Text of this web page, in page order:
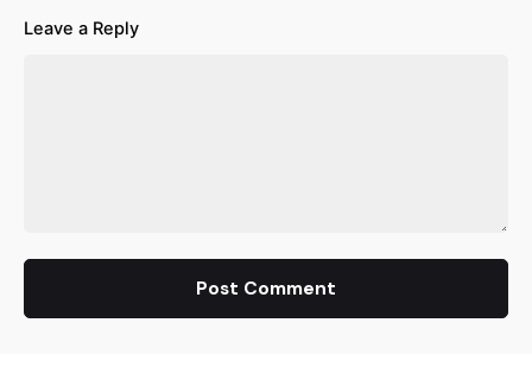
Leave a Reply
Post Comment